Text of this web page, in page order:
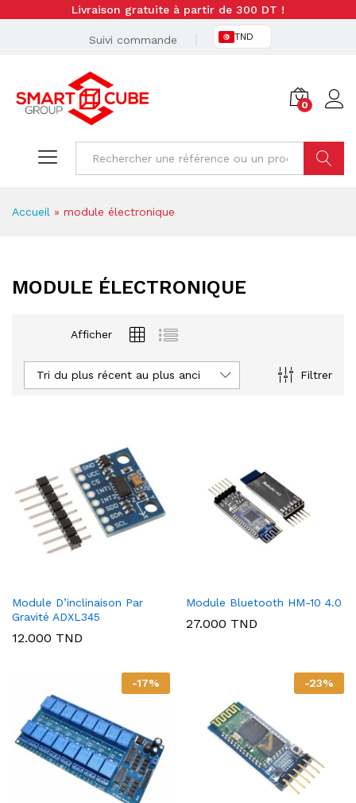
Livraison gratuite à partir de 300 DT !
Suivi commande TND
0
Accueil » module électronique
MODULE ÉLECTRONIQUE
Afficher
Filtrer
Tri du plus récent au plus ancien
Module D’inclinaison Par
Gravité ADXL345
12.000 TND
Module Bluetooth HM-10 4.0
27.000 TND
-17% -23%